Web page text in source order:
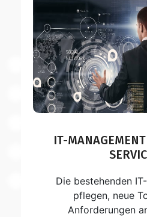
IT-
Die bestehenden
pflegen, neue
Anforderungen